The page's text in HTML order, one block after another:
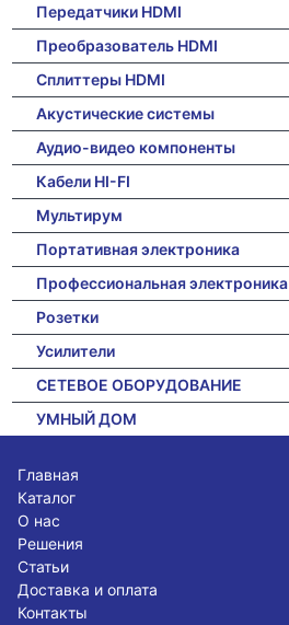
Передатчики HDMI
Преобразователь HDMI
Сплиттеры HDMI
Акустические системы
Аудио-видео компоненты
Кабели HI-FI
Мультирум
Портативная электроника
Профессиональная электроника
Розетки
Усилители
СЕТЕВОЕ ОБОРУДОВАНИЕ
УМНЫЙ ДОМ
Главная
Каталог
О нас
Решения
Статьи
Доставка и оплата
Контакты